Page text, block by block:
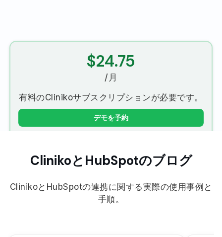
$24.75
/月
有料のClinikoサブスクリプションが必要です。
デモを予約
ClinikoとHubSpotのブログ
ClinikoとHubSpotの連携に関する実際の使用事例と
手順。